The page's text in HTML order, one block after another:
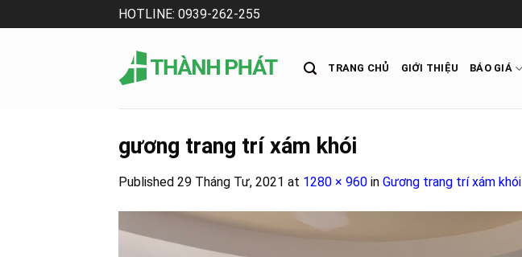
to
HOTLINE: 0939-262-255
TRANG CHỦ GIỚI THIỆU BÁO GIÁ
gương trang trí xám khói
Published 29 Tháng Tư, 2021 at 1280 × 960 in Gương trang trí xám khói